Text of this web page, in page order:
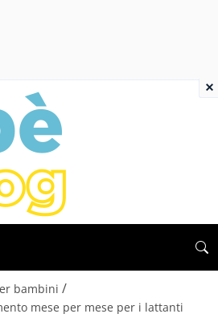
bambini /
mese per mese per i lattanti
×